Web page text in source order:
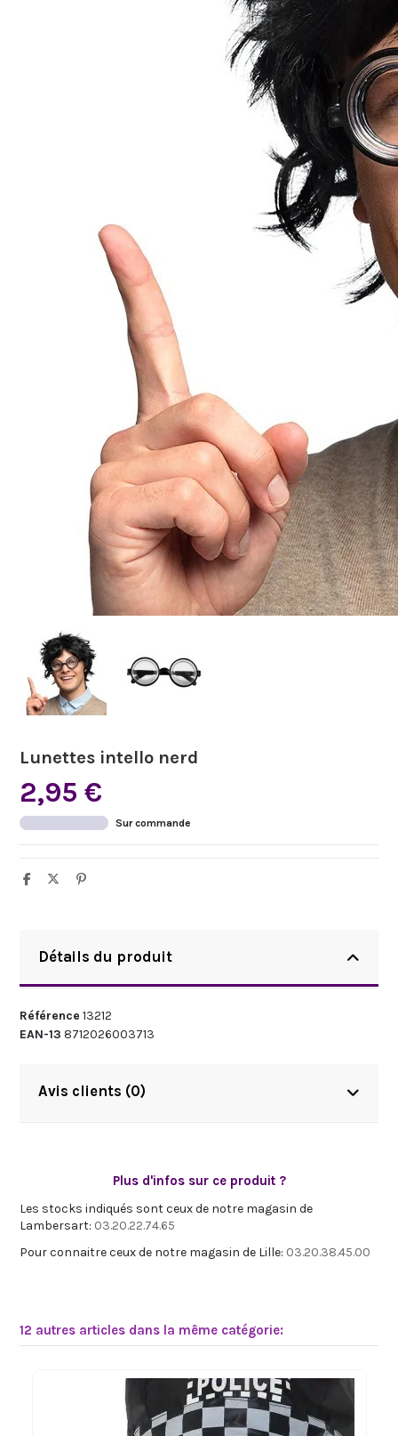
Lunettes intello nerd
2,95 €
Sur commande
Détails du produit
Référence 13212
EAN-13 8712026003713
Avis clients (0)
Plus d'infos sur ce produit ?
Les stocks indiqués sont ceux de notre magasin de
Lambersart: 03.20.22.74.65
Pour connaitre ceux de notre magasin de Lille: 03.20.38.45.00
12 autres articles dans la même catégorie: